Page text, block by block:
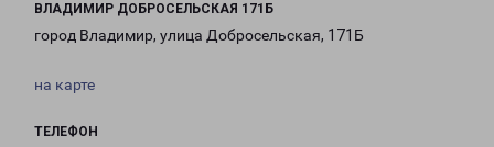
ВЛАДИМИР ДОБРОСЕЛЬСКАЯ 171Б
город Владимир, улица Добросельская, 171Б
на карте
ТЕЛЕФОН